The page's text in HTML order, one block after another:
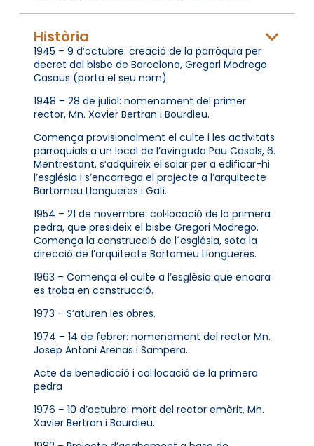
Història
1945 – 9 d’octubre: creació de la parròquia per
decret del bisbe de Barcelona, Gregori Modrego
Casaus (porta el seu nom).
1948 – 28 de juliol: nomenament del primer
rector, Mn. Xavier Bertran i Bourdieu.
Comença provisionalment el culte i les activitats
parroquials a un local de l’avinguda Pau Casals, 6.
Mentrestant, s’adquireix el solar per a edificar-hi
l’església i s’encarrega el projecte a l’arquitecte
Bartomeu Llongueres i Galí.
1954 – 21 de novembre: col·locació de la primera
pedra, que presideix el bisbe Gregori Modrego.
Comença la construcció de l´església, sota la
direcció de l’arquitecte Bartomeu Llongueres.
1963 – Comença el culte a l’església que encara
es troba en construcció.
1973 – S’aturen les obres.
1974 – 14 de febrer: nomenament del rector Mn.
Josep Antoni Arenas i Sampera.
Acte de benedicció i col·locació de la primera
pedra
1976 – 10 d’octubre: mort del rector emèrit, Mn.
Xavier Bertran i Bourdieu.